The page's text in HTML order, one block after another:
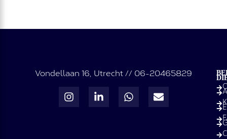
Vondellaan 16, Utrecht // 06-20465829